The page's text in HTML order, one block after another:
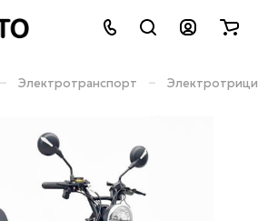
– Электротранспорт –